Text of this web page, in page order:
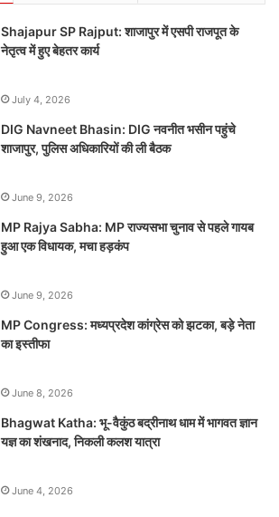
Shajapur SP Rajput: शाजापुर में एसपी राजपूत के
नेतृत्व में हुए बेहतर कार्य
July 4, 2026
DIG Navneet Bhasin: DIG नवनीत भसीन पहुंचे
शाजापुर, पुलिस अधिकारियों की ली बैठक
June 9, 2026
MP Rajya Sabha: MP राज्यसभा चुनाव से पहले गायब
हुआ एक विधायक, मचा हड़कंप
June 9, 2026
MP Congress: मध्यप्रदेश कांग्रेस को झटका, बड़े नेता
का इस्तीफा
June 8, 2026
Bhagwat Katha: भू-वैकुंठ बद्रीनाथ धाम में भागवत ज्ञान
यज्ञ का शंखनाद, निकली कलश यात्रा
June 4, 2026